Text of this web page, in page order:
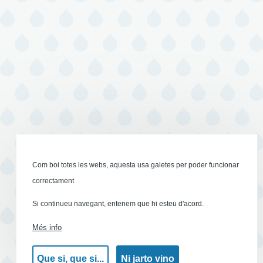
Com boi totes les webs, aquesta usa galetes per poder funcionar
correctament
Si continueu navegant, entenem que hi esteu d'acord.
Més info
Que si, que si... Ni jarto vino